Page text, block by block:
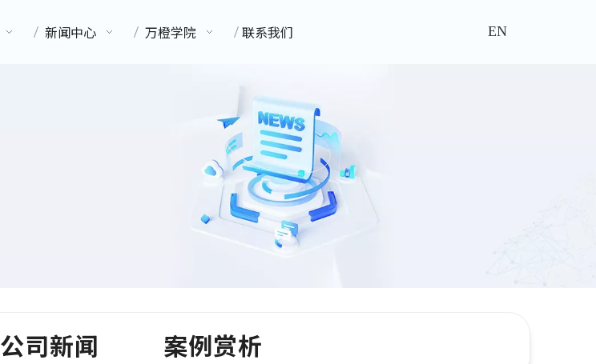
新闻中心 万橙学院 联系我们 EN
公司新闻 案例赏析